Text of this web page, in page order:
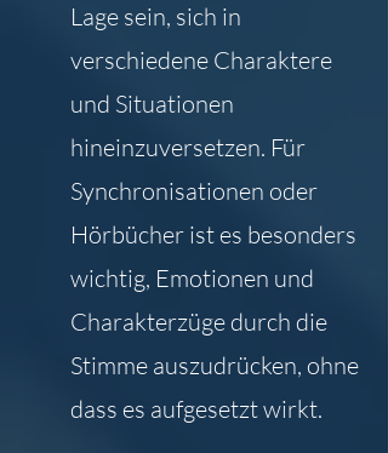
Lage sein, sich in
verschiedene Charaktere
und Situationen
hineinzuversetzen. Für
Synchronisationen oder
Hörbücher ist es besonders
wichtig, Emotionen und
Charakterzüge durch die
Stimme auszudrücken, ohne
dass es aufgesetzt wirkt.